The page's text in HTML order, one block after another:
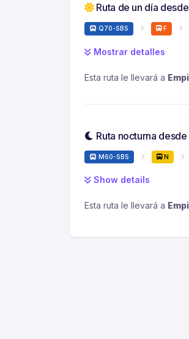
Ruta de un día
Q70-SBS F
Mostrar detalles
Esta ruta le llevará a
Ruta nocturna
M60-SBS N
Show details
Esta ruta le llevará a